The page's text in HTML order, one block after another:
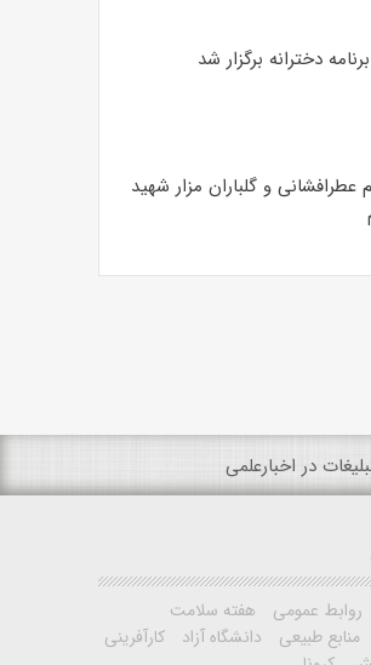
دخترانه برگزار شد
عطرافشانی و گلباران مزار شهید
در اخبارعلمی
روابط عمومی
هفته سلامت
منابع طبیعی دانشگاه آزاد
کارآفرینی